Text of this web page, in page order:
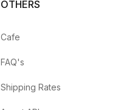
OTHERS
Cafe
FAQ's
Shipping Rates